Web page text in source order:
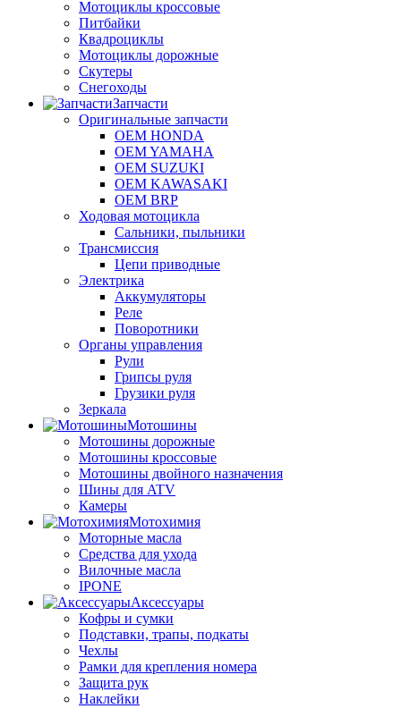
Мотоциклы кроссовые
Питбайки
Квадроциклы
Мотоциклы дорожные
Скутеры
Снегоходы
Запчасти
Оригинальные запчасти
OEM HONDA
OEM YAMAHA
OEM SUZUKI
OEM KAWASAKI
OEM BRP
Ходовая мотоцикла
Сальники, пыльники
Трансмиссия
Цепи приводные
Электрика
Аккумуляторы
Реле
Поворотники
Органы управления
Рули
Грипсы руля
Грузики руля
Зеркала
Мотошины
Мотошины дорожные
Мотошины кроссовые
Мотошины двойного назначения
Шины для ATV
Камеры
Мотохимия
Моторные масла
Средства для ухода
Вилочные масла
IPONE
Аксессуары
Кофры и сумки
Подставки, трапы, подкаты
Чехлы
Рамки для крепления номера
Защита рук
Наклейки